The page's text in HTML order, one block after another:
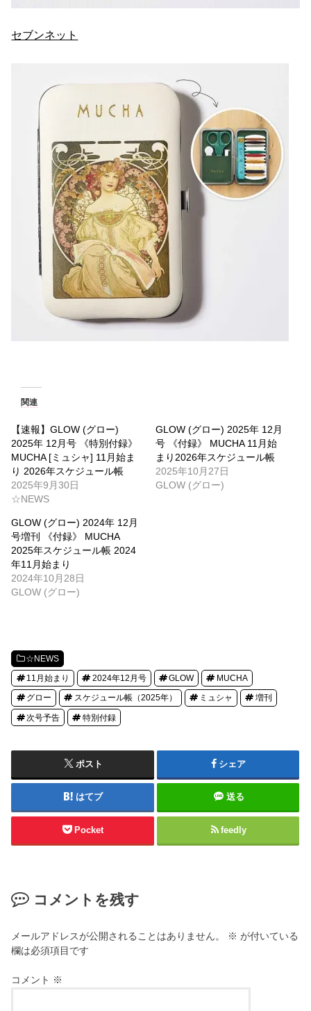
セブンネット
関連
【速報】GLOW (グロー)
2025年 12月号 《特別付録》
MUCHA [ミュシャ] 11月始ま
り 2026年スケジュール帳
2025年9月30日
☆NEWS
GLOW (グロー) 2025年 12月
号 《付録》 MUCHA 11月始
まり2026年スケジュール帳
2025年10月27日
GLOW (グロー)
GLOW (グロー) 2024年 12月
号増刊 《付録》 MUCHA
2025年スケジュール帳 2024
年11月始まり
2024年10月28日
GLOW (グロー)
☆NEWS
11月始まり 2024年12月号 GLOW MUCHA
グロー スケジュール帳（2025年） ミュシャ 増刊
次号予告 特別付録
ポスト シェア
はてブ 送る
Pocket feedly
コメントを残す
メールアドレスが公開されることはありません。 ※ が付いている
欄は必須項目です
コメント ※